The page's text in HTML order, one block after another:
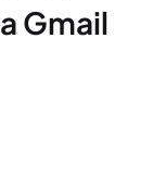
Gmail